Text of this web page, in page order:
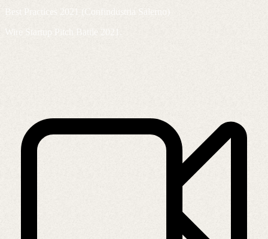
Best Practices 2021 (Confindustria Salerno)
Wire Startup Pitch Battle 2021.